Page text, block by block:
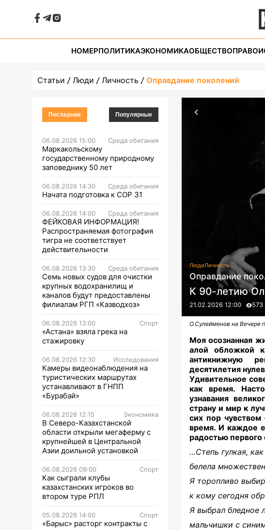
НОМЕРПОЛИТИКАЭКОНОМИКАОБЩЕСТВОПРАВО
Статьи Люди Личность Оправдание поколений
Последние Популярные
06.08.2026 15:00 Среда обитания
Маркакольскому
государственному природному
заповеднику 50 лет
06.08.2026 14:30 Среда обитания
Начата подготовка к СОР 31
06.08.2026 14:00 Среда обитания
ФЕЙКОВАЯ ИНФОРМАЦИЯ!
Распространяемая фотография
тигра не соответствует
действительности
06.08.2026 13:30 Среда обитания
Семь новых судов для очистки
крупных водохранилищ и
каналов будут предоставлены
филиалам РГП «Казводхоз»
06.08.2026 13:00 Спорт
«Астана» взяла грека на
стажировку
06.08.2026 12:30 Исследования
Камеры видеонаблюдения на
туристических маршрутах
устанавливают в ГНПП
«Бурабай»
06.08.2026 12:15 Экономика
В Северо-Казахстанской
области открыли мегаферму с
крупнейшей в Центральной
Азии доильной установкой
06.08.2026 09:00 Спорт
Как сыграли клубы
казахстанских игроков во
втором туре РПЛ
05.08.2026 14:00 Спорт
«Барыс» расторг контракты с
ЛюдиЛичность
Оправдание
К 90-летию
21.02.2026 12:00 573
О.Сулейменов на Вечере
Моя осознанная
алой обложкой
антикнижную
десятилетия
Удивительное
как время.
узнавания
страну и мир к
сих пор
время. И каждое
радостью первого
…Степь гулкая,
белела
Я торопливо
к кому сегодня
Я выбрал бледное
мальчишки с